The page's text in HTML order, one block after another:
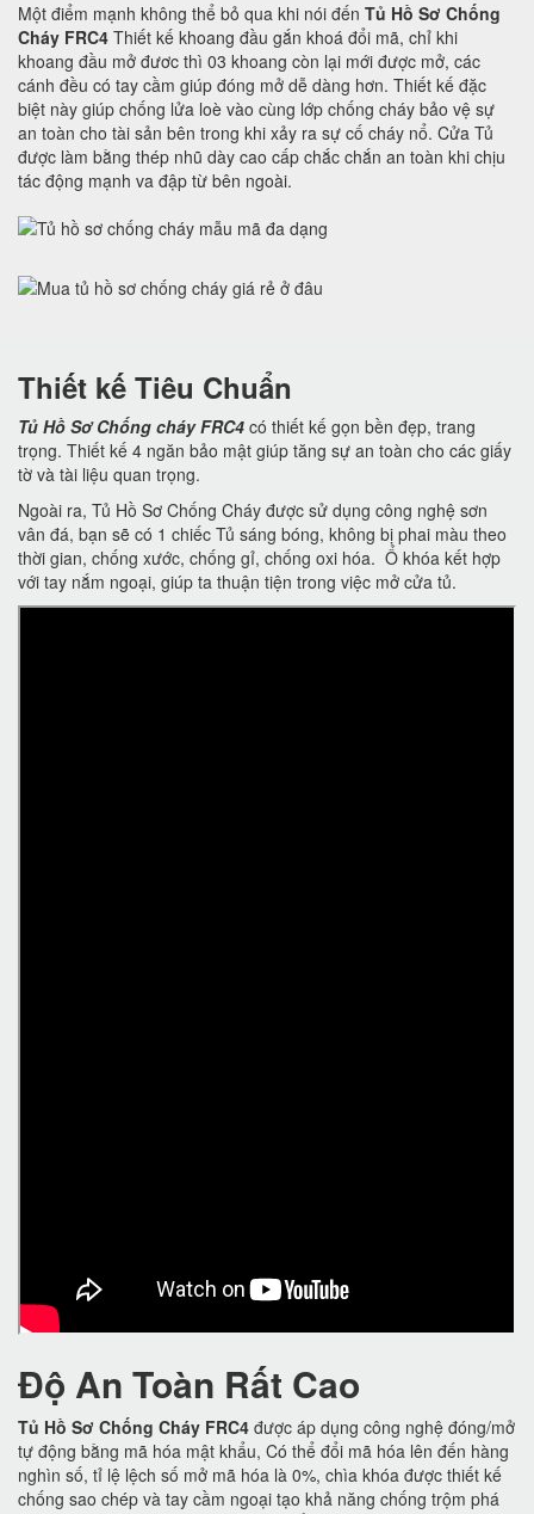
Một điểm mạnh không thể bỏ qua khi nói đến Tủ Hồ Sơ Chống
Cháy FRC4 Thiết kế khoang đầu gắn khoá đổi mã, chỉ khi
khoang đầu mở đươc thì 03 khoang còn lại mới được mở, các
cánh đều có tay cầm giúp đóng mở dễ dàng hơn. Thiết kế đặc
biệt này giúp chống lửa loè vào cùng lớp chống cháy bảo vệ sự
an toàn cho tài sản bên trong khi xảy ra sự cố cháy nổ. Cửa Tủ
được làm bằng thép nhũ dày cao cấp chắc chắn an toàn khi chịu
tác động mạnh va đập từ bên ngoài.
Thiết kế Tiêu Chuẩn
Tủ Hồ Sơ Chống cháy FRC4 có thiết kế gọn bền đẹp, trang
trọng. Thiết kế 4 ngăn bảo mật giúp tăng sự an toàn cho các giấy
tờ và tài liệu quan trọng.
Ngoài ra, Tủ Hồ Sơ Chống Cháy được sử dụng công nghệ sơn
vân đá, bạn sẽ có 1 chiếc Tủ sáng bóng, không bị phai màu theo
thời gian, chống xước, chống gỉ, chống oxi hóa. Ổ khóa kết hợp
với tay nắm ngoại, giúp ta thuận tiện trong việc mở cửa tủ.
Độ An Toàn Rất Cao
Tủ Hồ Sơ Chống Cháy FRC4 được áp dụng công nghệ đóng/mở
tự động bằng mã hóa mật khẩu, Có thể đổi mã hóa lên đến hàng
nghìn số, tỉ lệ lệch số mở mã hóa là 0%, chìa khóa được thiết kế
chống sao chép và tay cầm ngoại tạo khả năng chống trộm phá